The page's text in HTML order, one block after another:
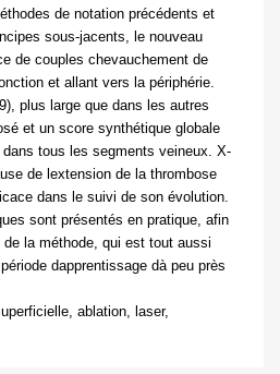
de notation précédents et
sous-jacents, le nouveau
de couples chevauchement de
et allant vers la périphérie.
plus large que dans les autres
et un score synthétique globale
dans tous les segments veineux. X-
de lextension de la thrombose
dans le suivi de son évolution.
sont présentés en pratique, afin
de la méthode, qui est tout aussi
dapprentissage dà peu près
ablation, laser,